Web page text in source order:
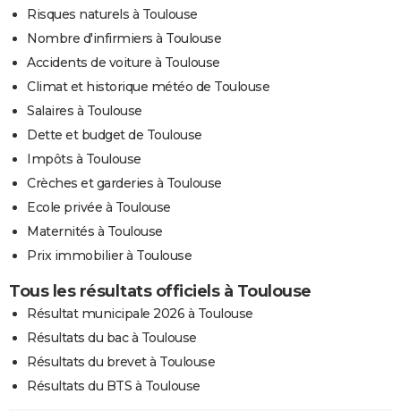
Risques naturels à Toulouse
Nombre d'infirmiers à Toulouse
Accidents de voiture à Toulouse
Climat et historique météo de Toulouse
Salaires à Toulouse
Dette et budget de Toulouse
Impôts à Toulouse
Crèches et garderies à Toulouse
Ecole privée à Toulouse
Maternités à Toulouse
Prix immobilier à Toulouse
Tous les résultats officiels à Toulouse
Résultat municipale 2026 à Toulouse
Résultats du bac à Toulouse
Résultats du brevet à Toulouse
Résultats du BTS à Toulouse